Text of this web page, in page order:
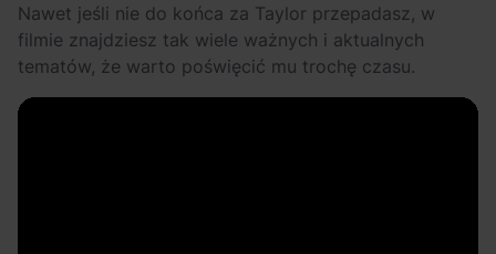
Nawet jeśli nie do końca za Taylor przepadasz, w
filmie znajdziesz tak wiele ważnych i aktualnych
tematów, że warto poświęcić mu trochę czasu.